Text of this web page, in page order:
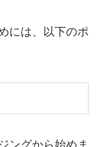
には、以下のポ